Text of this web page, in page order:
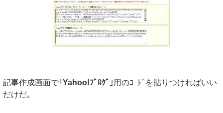
記事作成画面で｢ Yahoo!ﾌﾞﾛｸﾞ ｣用のｺｰﾄﾞを貼りつければいい
だけだ｡